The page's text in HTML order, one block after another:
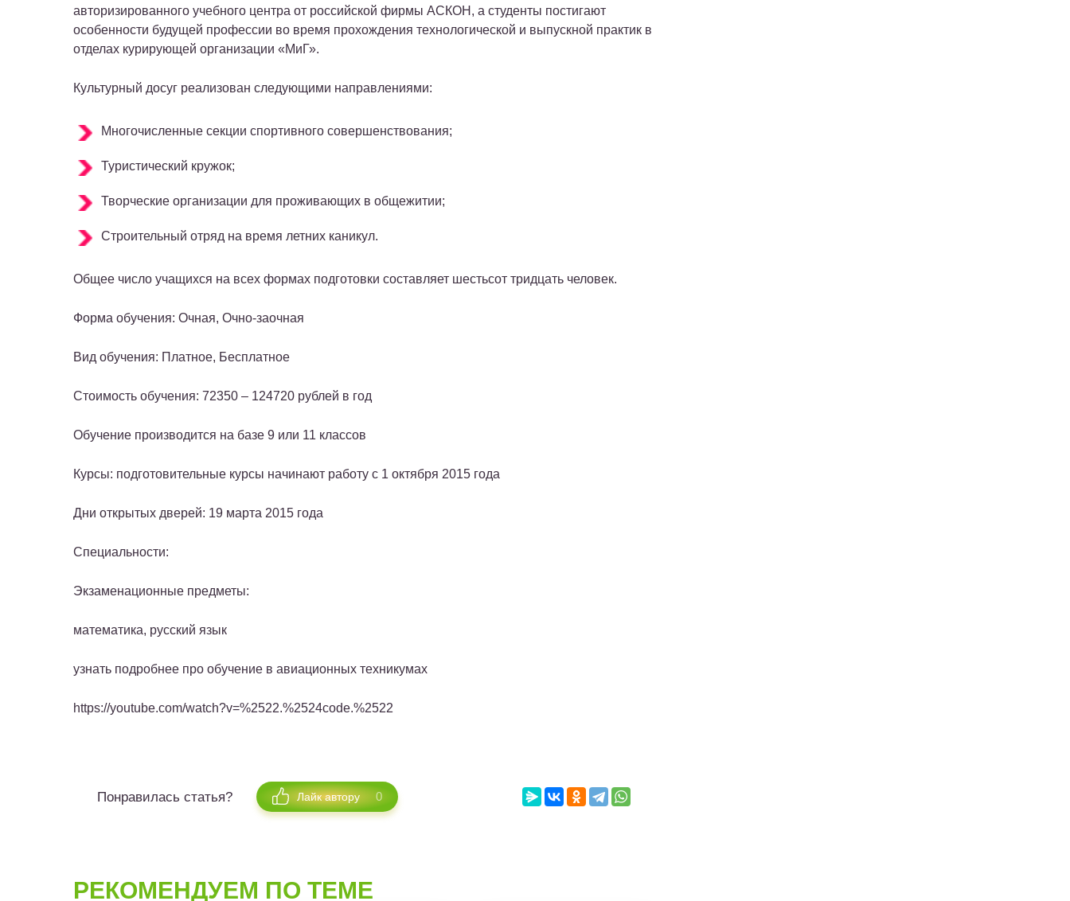
авторизированного учебного центра от российской фирмы АСКОН, а студенты постигают
особенности будущей профессии во время прохождения технологической и выпускной практик в
отделах курирующей организации «МиГ».
Культурный досуг реализован следующими направлениями:
Многочисленные секции спортивного совершенствования;
Туристический кружок;
Творческие организации для проживающих в общежитии;
Строительный отряд на время летних каникул.
Общее число учащихся на всех формах подготовки составляет шестьсот тридцать человек.
Форма обучения: Очная, Очно-заочная
Вид обучения: Платное, Бесплатное
Стоимость обучения: 72350 – 124720 рублей в год
Обучение производится на базе 9 или 11 классов
Курсы: подготовительные курсы начинают работу с 1 октября 2015 года
Дни открытых дверей: 19 марта 2015 года
Специальности:
Экзаменационные предметы:
математика, русский язык
узнать подробнее про обучение в авиационных техникумах
https://youtube.com/watch?v=%2522.%2524code.%2522
Понравилась статья? Лайк автору 0
РЕКОМЕНДУЕМ ПО ТЕМЕ